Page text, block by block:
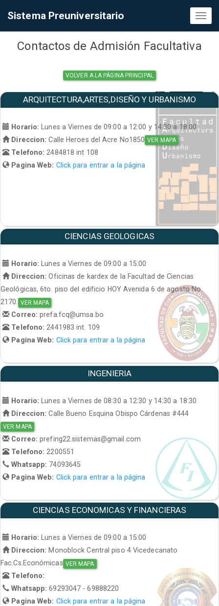
Sistema Preuniversitario
Contactos de Admisión Facultativa
VOLVER A LA PÁGINA PRINCIPAL
ARQUITECTURA,ARTES,DISEÑO Y URBANISMO
Horario:
Lunes a Viernes de 09:00 a 12:00 y 14:30 a 18:00
Direccion: Calle Heroes del Acre No1850 VER MAPA
Telefono: 2484818 int 108
Pagina Web: Click para entrar a la página
CIENCIAS GEOLOGICAS
Horario: Lunes a Viernes de 09:00 a 15:00
Direccion: Oficinas de kardex de la Facultad de Ciencias
Geológicas, 6to. piso del edificio HOY Avenida 6 de agosto No.
2170. VER MAPA
Correo:prefa.fcq@umsa.bo
Telefono:2441983 int. 109
Pagina Web: Click para entrar a la página
INGENIERIA
Horario:
Lunes a Viernes de 08:30 a 12:30 y 14:30 a 18:30
Direccion: Calle Bueno Esquina Obispo Cárdenas #444
VER MAPA
Correo:prefing22.sistemas@gmail.com
Telefono: 2200551
Whatsapp: 74093645
Pagina Web: Click para entrar a la página
CIENCIAS ECONOMICAS Y FINANCIERAS
Horario: Lunes a Viernes de 09:00 a 15:00
Direccion: Monoblock Central piso 4 Vicedecanato
Fac.Cs.Económicas VER MAPA
Telefono:
Whatsapp:69293047 - 69888220
Pagina Web: Click para entrar a la página